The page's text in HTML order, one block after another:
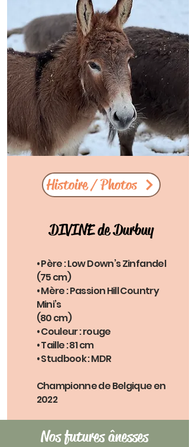
Histoire / Photos
DIVINE de Durbuy
• Père : Low Down’s Zinfandel
(75 cm)
• Mère : Passion Hill Country
Mini’s
(80 cm)
• Couleur : rouge
• Taille : 81 cm
• Studbook : MDR
Championne de Belgique en
2022
Nos futures ânesses